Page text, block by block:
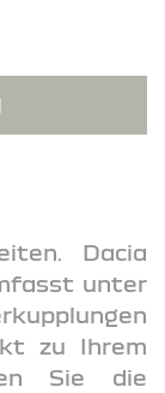
Dacia
unter
zu Ihrem
Sie die